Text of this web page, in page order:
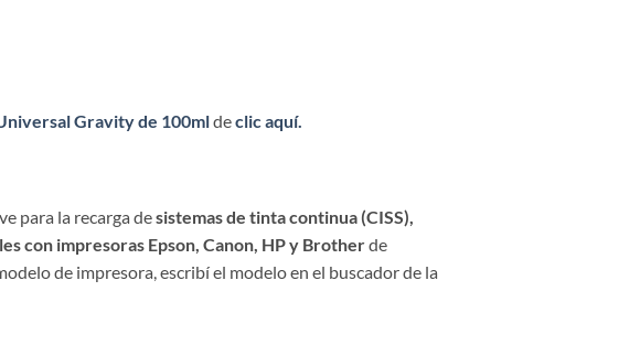
Gravity de 100mldeclic aquí.
para la recarga desistemas de tinta continua (CISS),
con impresoras Epson, Canon, HP y Brotherde
de impresora, escribí el modelo en el buscador de la